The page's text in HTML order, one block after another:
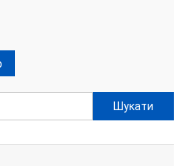
Пошук: